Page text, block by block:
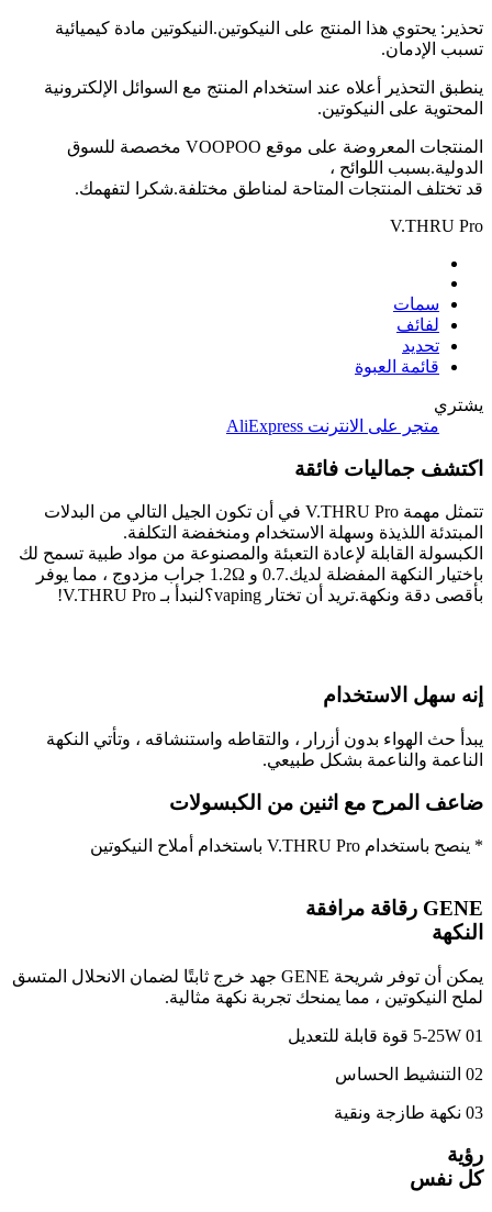
تحذير: يحتوي هذا المنتج على النيكوتين.النيكوتين مادة كيميائية
تسبب الإدمان.
ينطبق التحذير أعلاه عند استخدام المنتج مع السوائل الإلكترونية
المحتوية على النيكوتين.
المنتجات المعروضة على موقع VOOPOO مخصصة للسوق
الدولية.بسبب اللوائح ،
قد تختلف المنتجات المتاحة لمناطق مختلفة.شكرا لتفهمك.
V.THRU Pro
سمات
لفائف
تحديد
قائمة العبوة
يشتري
متجر على الانترنت AliExpress
اكتشف جماليات فائقة
تتمثل مهمة V.THRU Pro في أن تكون الجيل التالي من البدلات
المبتدئة اللذيذة وسهلة الاستخدام ومنخفضة التكلفة.
الكبسولة القابلة لإعادة التعبئة والمصنوعة من مواد طبية تسمح لك
باختيار النكهة المفضلة لديك.0.7 و 1.2Ω جراب مزدوج ، مما يوفر
بأقصى دقة ونكهة.تريد أن تختار vaping؟لنبدأ بـ V.THRU Pro!
إنه سهل الاستخدام
يبدأ حث الهواء بدون أزرار ، والتقاطه واستنشاقه ، وتأتي النكهة
الناعمة والناعمة بشكل طبيعي.
ضاعف المرح مع اثنين من الكبسولات
* ينصح باستخدام V.THRU Pro باستخدام أملاح النيكوتين
GENE رقاقة مرافقة
النكهة
يمكن أن توفر شريحة GENE جهد خرج ثابتًا لضمان الانحلال المتسق
لملح النيكوتين ، مما يمنحك تجربة نكهة مثالية.
01 5-25W قوة قابلة للتعديل
02 التنشيط الحساس
03 نكهة طازجة ونقية
رؤية
كل نفس